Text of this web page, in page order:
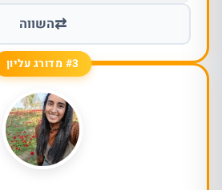
⇄השווה
#3 מדורג עליון